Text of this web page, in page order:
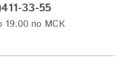
33-55
19:00 по МСК